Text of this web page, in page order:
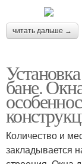
читать дальше →
бане.
Количество и
закладывается